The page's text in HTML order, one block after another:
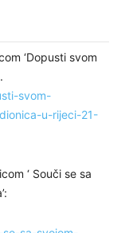
‘Dopusti svom
svom-
u-rijeci-21-
‘ Souči se sa